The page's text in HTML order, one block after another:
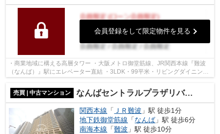
会員登録をして限定物件を見る
・商業地域に構える高層タワー ・大阪メトロ御堂筋線、JR関西本線『難波
（なんば）』駅にエレベーター直結 ・3LDK・99平米・リビングダイニング
売買 | 中古マンション
なんばセントラルプラザリバーガーデン
関西本線 「 ＪＲ難波 」駅 徒歩1分
地下鉄御堂筋線 「なんば」駅 徒歩6分
南海本線 「難波 」駅 徒歩10分